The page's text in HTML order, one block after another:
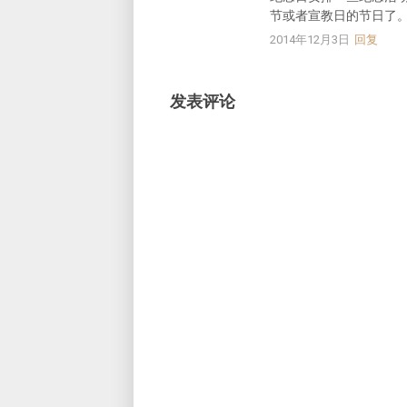
节或者宣教日的节日了
2014年12月3日 回复
发表评论